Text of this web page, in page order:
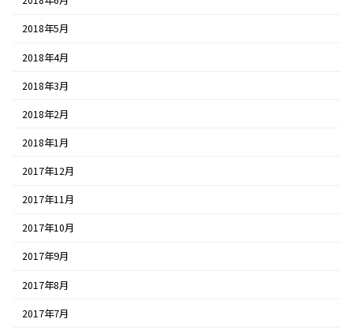
2018年5月
2018年4月
2018年3月
2018年2月
2018年1月
2017年12月
2017年11月
2017年10月
2017年9月
2017年8月
2017年7月